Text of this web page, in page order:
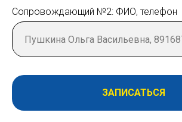
Сопровождающий №2: ФИО, телефон
ЗАПИСАТЬСЯ